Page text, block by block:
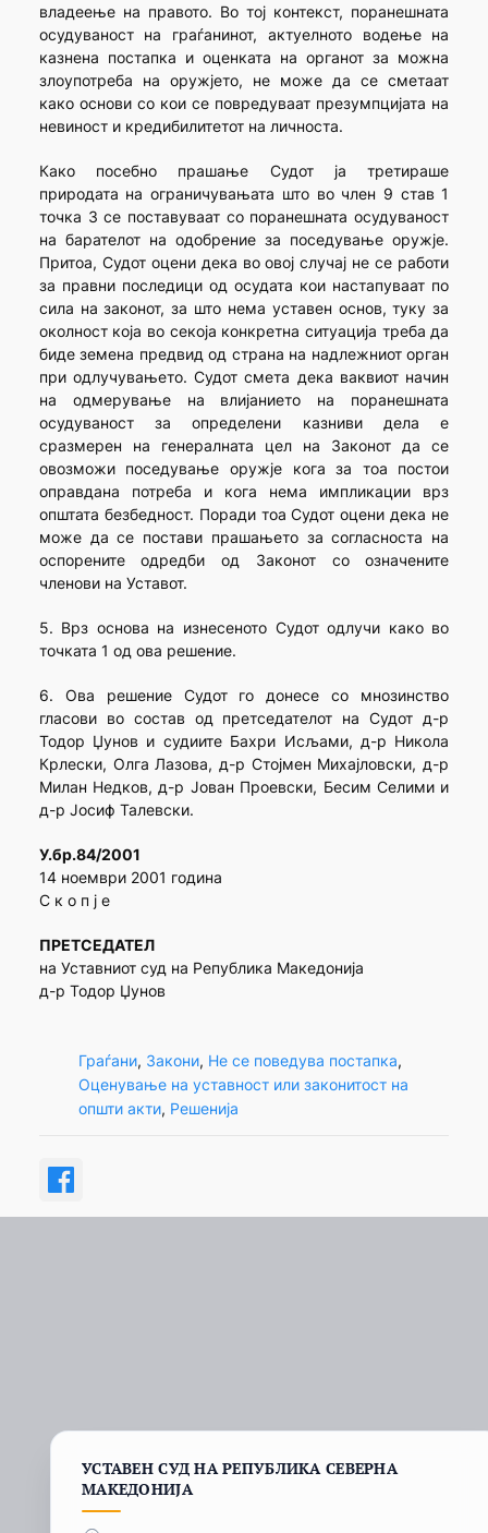
владеење на правото. Во тој контекст, поранешната
осудуваност на граѓанинот, актуелното водење на
казнена постапка и оценката на органот за можна
злоупотреба на оружјето, не може да се сметаат
како основи со кои се повредуваат презумпцијата на
невиност и кредибилитетот на личноста.
Како посебно прашање Судот ја третираше
природата на ограничувањата што во член 9 став 1
точка 3 се поставуваат со поранешната осудуваност
на барателот на одобрение за поседување оружје.
Притоа, Судот оцени дека во овој случај не се работи
за правни последици од осудата кои настапуваат по
сила на законот, за што нема уставен основ, туку за
околност која во секоја конкретна ситуација треба да
биде земена предвид од страна на надлежниот орган
при одлучувањето. Судот смета дека ваквиот начин
на одмерување на влијанието на поранешната
осудуваност за определени казниви дела е
сразмерен на генералната цел на Законот да се
овозможи поседување оружје кога за тоа постои
оправдана потреба и кога нема импликации врз
општата безбедност. Поради тоа Судот оцени дека не
може да се постави прашањето за согласноста на
оспорените одредби од Законот со означените
членови на Уставот.
5. Врз основа на изнесеното Судот одлучи како во
точката 1 од ова решение.
6. Ова решение Судот го донесе со мнозинство
гласови во состав од претседателот на Судот д-р
Тодор Џунов и судиите Бахри Исљами, д-р Никола
Крлески, Олга Лазова, д-р Стојмен Михајловски, д-р
Милан Недков, д-р Јован Проевски, Бесим Селими и
д-р Јосиф Талевски.
У.бр.84/2001
14 ноември 2001 година
С к о п ј е
ПРЕТСЕДАТЕЛ
на Уставниот суд на Република Македонија
д-р Тодор Џунов
Граѓани, Закони, Не се поведува постапка
Оценување на уставност или законитост на
општи акти, Решенија
УСТАВЕН СУД НА РЕПУБЛИКА СЕВЕРНА
МАКЕДОНИЈА